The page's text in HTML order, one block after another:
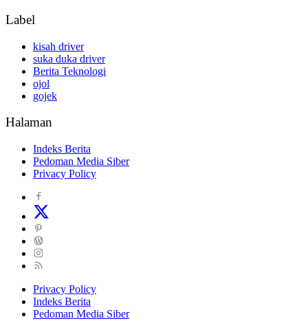
Label
kisah driver
suka duka driver
Berita Teknologi
ojol
gojek
Halaman
Indeks Berita
Pedoman Media Siber
Privacy Policy
Privacy Policy
Indeks Berita
Pedoman Media Siber